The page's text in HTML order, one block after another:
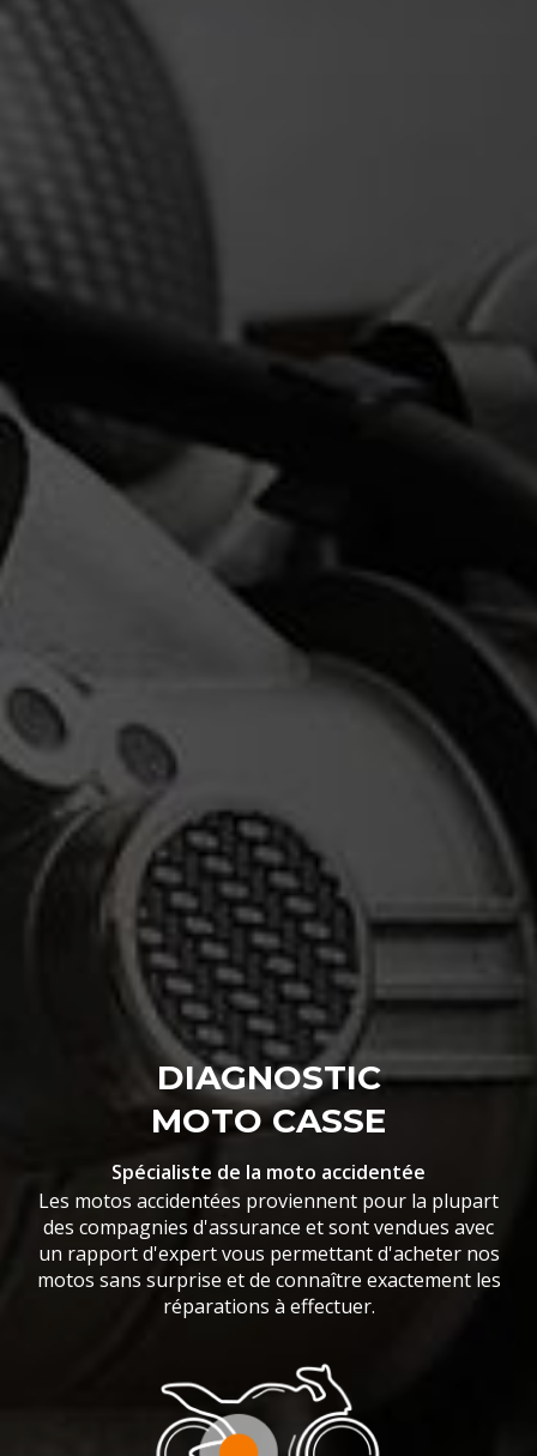
DIAGNOSTIC
MOTO CASSE
Spécialiste de la moto accidentée
Les motos accidentées proviennent pour la plupart
des compagnies d'assurance et sont vendues avec
un rapport d'expert vous permettant d'acheter nos
motos sans surprise et de connaître exactement les
réparations à effectuer.